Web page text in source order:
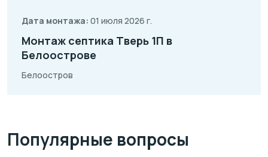
Дата монтажа: 01 июля 2026 г.
Монтаж септика Тверь 1П в
Белоострове
Белоостров
Популярные вопросы